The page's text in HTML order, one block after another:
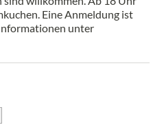
Eine Anmeldung ist
unter